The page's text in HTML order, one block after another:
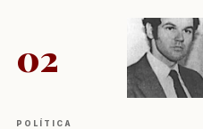
02
POLÍTICA